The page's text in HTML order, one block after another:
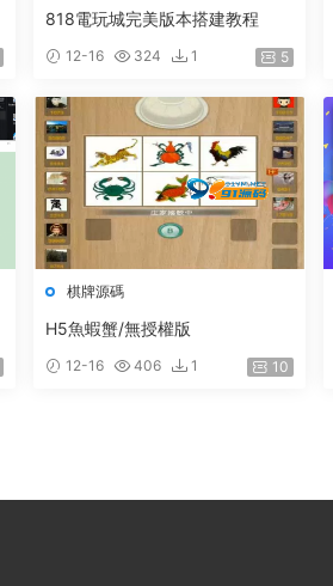
818電玩城完美版本搭建教程
12-16 324 1 5
棋牌源碼
H5魚蝦蟹/無授權版
12-16 406 1 10